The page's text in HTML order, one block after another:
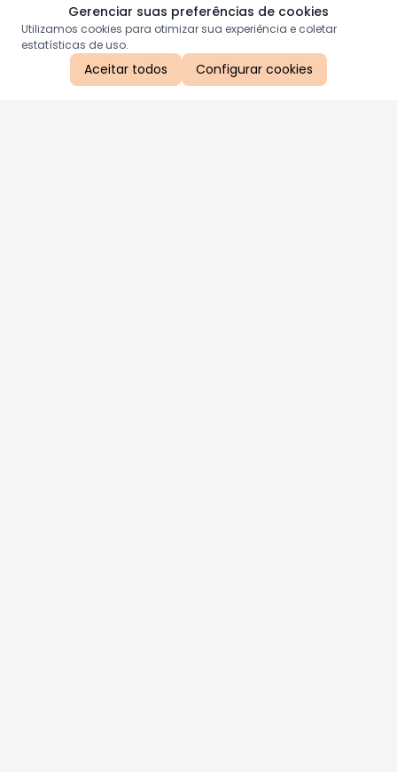
Gerenciar suas preferências de cookies
Utilizamos cookies para otimizar sua experiência e coletar
estatísticas de uso.
Aceitar todos Configurar cookies